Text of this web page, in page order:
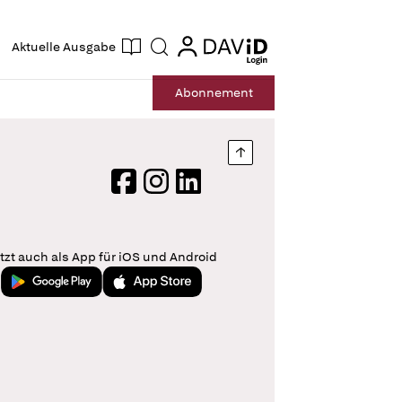
Aktuelle Ausgabe Suche login
login
Abonnement
Nach oben springen
FacebookInstagram
LinkedIn
auch als App für iOS und Android
Jetzt bei Google PlayLaden im App Store